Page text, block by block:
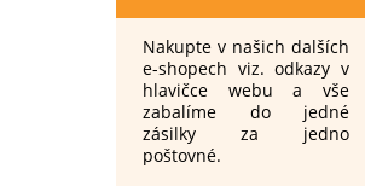
Nakupte v našich dalších
e-shopech viz. odkazy v
hlavičce webu a vše
zabalíme do jedné
zásilky za jedno
poštovné.